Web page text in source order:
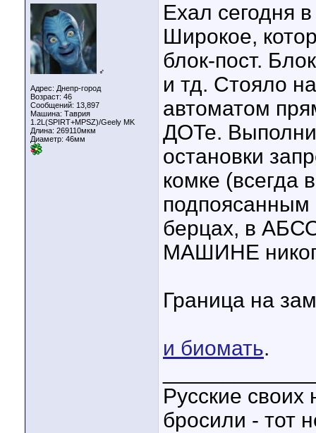
♂
Адрес: Днепр-город
Возраст: 46
Сообщений: 13,897
Машина: Таврия
1.2L(SPIRT+MPSZ)/Geely MK
Длина: 269110мкм
Диаметр: 46мм
Ехал сегодня
Широкое,
блок-пост.
и тд. Стояло
автоматом
ДОТе.
остановки
комке (всегда
берцах, в
МАШИНЕ
Граница на
и биомать.
Русские своих
бросили - тот